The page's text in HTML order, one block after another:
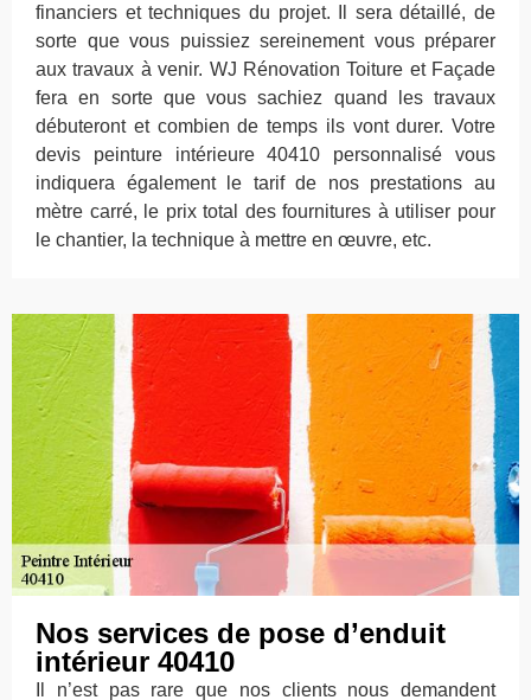
financiers et techniques du projet. Il sera détaillé, de
sorte que vous puissiez sereinement vous préparer
aux travaux à venir. WJ Rénovation Toiture et Façade
fera en sorte que vous sachiez quand les travaux
débuteront et combien de temps ils vont durer. Votre
devis peinture intérieure 40410 personnalisé vous
indiquera également le tarif de nos prestations au
mètre carré, le prix total des fournitures à utiliser pour
le chantier, la technique à mettre en œuvre, etc.
Nos services de pose d’enduit
intérieur 40410
Il n’est pas rare que nos clients nous demandent